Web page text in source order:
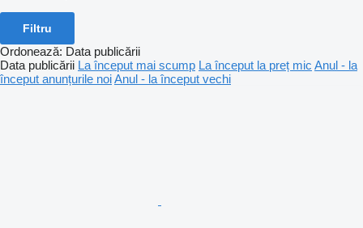
Filtru
Ordonează: Data publicării
Data publicării La început mai scump La început la preț mic Anul - la
început anunțurile noiAnul - la început vechi